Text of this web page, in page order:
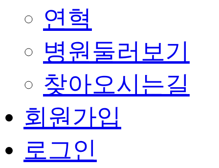
연혁
병원둘러보기
찾아오시는길
회원가입
로그인